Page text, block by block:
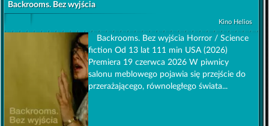
Backrooms. Bez wyjścia
Kino Helios
Backrooms. Bez wyjścia Horror / Science
fiction Od 13 lat 111 min USA (2026)
Premiera 19 czerwca 2026 W piwnicy
salonu meblowego pojawia się przejście do
przerażającego, równoległego świata...